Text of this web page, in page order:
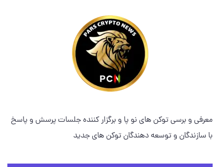
معرفی و برسی توکن های نو پا و برگزار کننده جلسات پرسش و پاسخ
با سازندگان و توسعه دهندگان توکن های جدید